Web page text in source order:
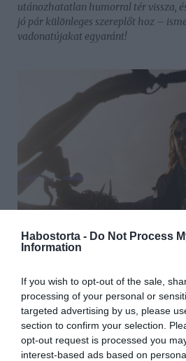
Habostorta - Do Not Process
Information
If you wish to opt-out of the sale,
processing of your personal or
targeted advertising by us, please
section to confirm your selection.
opt-out request is processed you
interest-based ads based on
utánozhatatlan humorral tér vissza,
jó pár különleges szereplőt hoz –
vadonatújakat egyaránt!
Nézd meg a film előzetesét!